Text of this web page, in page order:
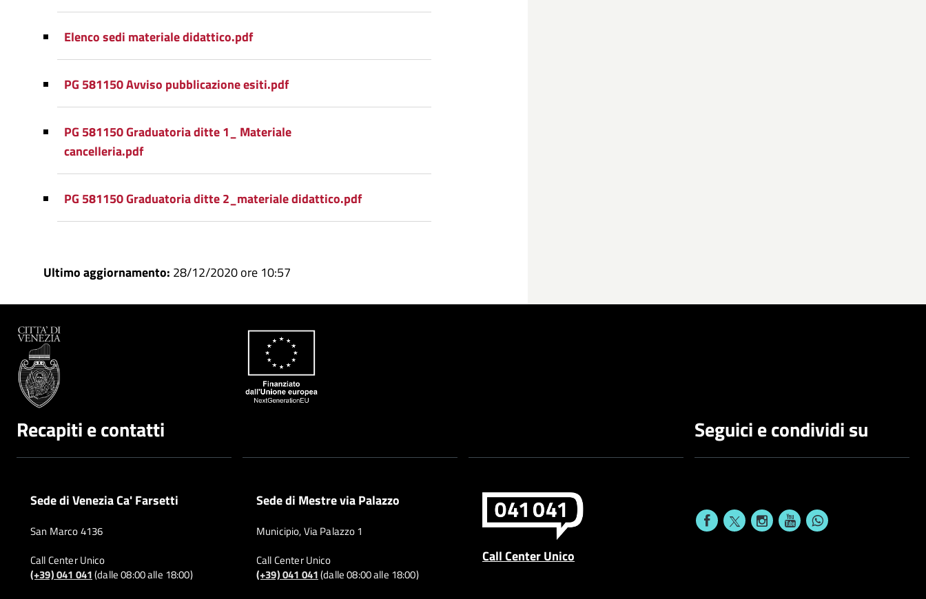
Elenco sedi materiale didattico.pdf
PG 581150 Avviso pubblicazione esiti.pdf
PG 581150 Graduatoria ditte 1_ Materiale
cancelleria.pdf
PG 581150 Graduatoria ditte 2_materiale didattico.pdf
Ultimo aggiornamento: 28/12/2020 ore 10:57
Recapiti e contatti
Sede di Venezia Ca' Farsetti
San Marco 4136
Call Center Unico
(+39) 041 041(dalle 08:00 alle 18:00)
Sede di Mestre via Palazzo
Municipio, Via Palazzo 1
Call Center Unico
(+39) 041 041(dalle 08:00 alle 18:00)
Call Center Unico
Seguici e condividi su